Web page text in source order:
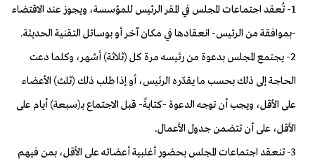
1- تُعقد اجتماعات المجلس في المقر الرئيس للمؤسسة، ويجوز عند الاقتضاء
-بموافقة من الرئيس- انعقادها في مكان آخر أو بوسائل التقنية الحديثة.
2- يجتمع المجلس بدعوة من رئيسه مرة كل (ثلاثة) أشهر، وكلما دعت
الحاجة إلى ذلك بحسب ما يقدّره الرئيس، أو إذا طلب ذلك (ثلث) الأعضاء
على الأقل، ويجب أن توجه الدعوة -كتابةً- قبل الاجتماع بـ(سبعة) أيام على
الأقل، على أن تتضمن جدول الأعمال.
3- تنعقد اجتماعات المجلس بحضور أغلبية أعضائه على الأقل، بمن فيهم